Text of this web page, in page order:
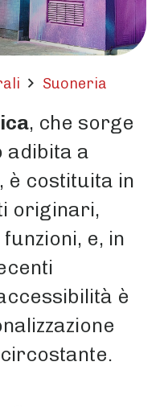
Suoneria
, che sorge
adibita a
è costituita in
originari,
e, in
è